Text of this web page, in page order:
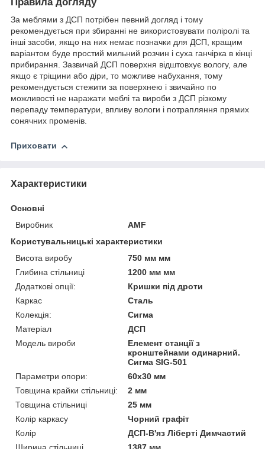
За меблями з ДСП потрібен певний догляд і тому
рекомендується при збиранні не використовувати поліролі та
інші засоби, якщо на них немає позначки для ДСП, кращим
варіантом буде простий мильний розчин і суха ганчірка в кінці
прибирання. Зазвичай ДСП поверхня відштовхує вологу, але
якщо є тріщини або діри, то можливе набухання, тому
рекомендується стежити за поверхнею і звичайно по
можливості не наражати меблі та вироби з ДСП різкому
перепаду температури, впливу вологи і потрапляння прямих
сонячних променів.
Приховати
Характеристики
Основні
Виробник
AMF
Користувальницькі характеристики
Висота виробу
750 мм мм
Глибина стільниці
1200 мм мм
Додаткові опції:
Кришки під дроти
Каркас
Сталь
Колекція:
Сигма
Матеріал
ДСП
Модель вироби
Елемент станції з
кронштейнами одинарний.
Сигма SIG-501
Параметри опори:
60х30 мм
Товщина крайки стільниці:
2 мм
Товщина стільниці
25 мм
Колір каркасу
Чорний графіт
Колір
ДСП-В'яз Ліберті Димчастий